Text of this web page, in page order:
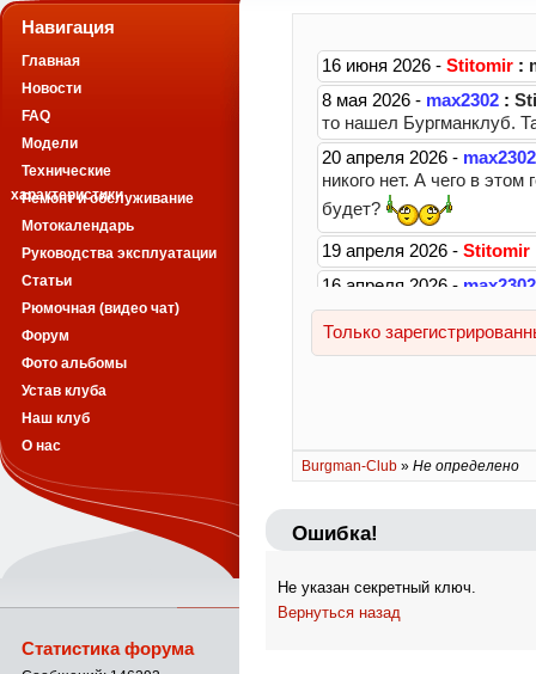
Burgman-Club » Не определено
Ошибка!
Не указан секретный ключ.
Вернуться назад
Навигация
Главная
Новости
FAQ
Модели
Технические
характеристики
Ремонт и обслуживание
Мотокалендарь
Руководства эксплуатации
Статьи
Рюмочная (видео чат)
Форум
Фото альбомы
Устав клуба
Наш клуб
О нас
Статистика форума